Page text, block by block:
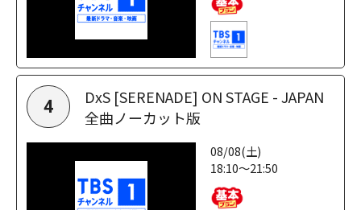
4
DxS [SERENADE] ON STAGE - JAPAN
全曲ノーカット版
08/08(土)
18:10～21:50